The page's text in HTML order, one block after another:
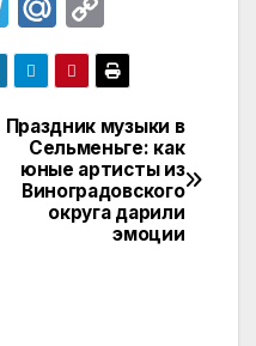
el
e
gr
a
m
ail
.R
u
o
p
y
Li
n
k
Праздник музыки в
Сельменьге: как
юные артисты из
Виноградовского
округа дарили
эмоции